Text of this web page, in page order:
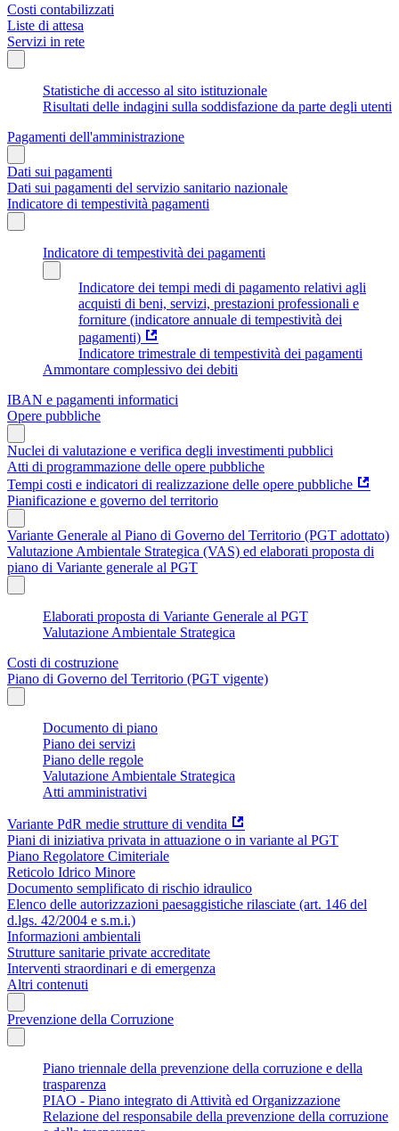
Costi contabilizzati
Liste di attesa
Servizi in rete
Statistiche di accesso al sito istituzionale
Risultati delle indagini sulla soddisfazione da parte degli utenti
Pagamenti dell'amministrazione
Dati sui pagamenti
Dati sui pagamenti del servizio sanitario nazionale
Indicatore di tempestività pagamenti
Indicatore di tempestività dei pagamenti
Indicatore dei tempi medi di pagamento relativi agli
acquisti di beni, servizi, prestazioni professionali e
forniture (indicatore annuale di tempestività dei
pagamenti)
Indicatore trimestrale di tempestività dei pagamenti
Ammontare complessivo dei debiti
IBAN e pagamenti informatici
Opere pubbliche
Nuclei di valutazione e verifica degli investimenti pubblici
Atti di programmazione delle opere pubbliche
Tempi costi e indicatori di realizzazione delle opere pubbliche
Pianificazione e governo del territorio
Variante Generale al Piano di Governo del Territorio (PGT adottato)
Valutazione Ambientale Strategica (VAS) ed elaborati proposta di
piano di Variante generale al PGT
Elaborati proposta di Variante Generale al PGT
Valutazione Ambientale Strategica
Costi di costruzione
Piano di Governo del Territorio (PGT vigente)
Documento di piano
Piano dei servizi
Piano delle regole
Valutazione Ambientale Strategica
Atti amministrativi
Variante PdR medie strutture di vendita
Piani di iniziativa privata in attuazione o in variante al PGT
Piano Regolatore Cimiteriale
Reticolo Idrico Minore
Documento semplificato di rischio idraulico
Elenco delle autorizzazioni paesaggistiche rilasciate (art. 146 del
d.lgs. 42/2004 e s.m.i.)
Informazioni ambientali
Strutture sanitarie private accreditate
Interventi straordinari e di emergenza
Altri contenuti
Prevenzione della Corruzione
Piano triennale della prevenzione della corruzione e della
trasparenza
PIAO - Piano integrato di Attività ed Organizzazione
Relazione del responsabile della prevenzione della corruzione